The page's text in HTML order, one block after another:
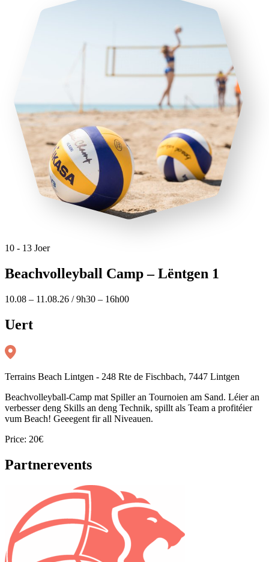
10 - 13 Joer
Beachvolleyball Camp – Lëntgen 1
10.08 – 11.08.26 / 9h30 – 16h00
Uert
Terrains Beach Lintgen - 248 Rte de Fischbach, 7447 Lintgen
Beachvolleyball-Camp mat Spiller an Tournoien am Sand. Léier an
verbesser deng Skills an deng Technik, spillt als Team a profitéier
vum Beach! Geeegent fir all Niveauen.
Price: 20€
Partnerevents